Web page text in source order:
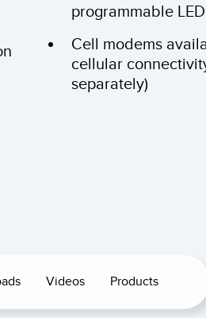
programmable
Cell modems
cellular
separately)
Videos Products